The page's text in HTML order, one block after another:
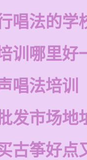
唱法的学
训哪里好
唱法培训
发市场地
古筝好点